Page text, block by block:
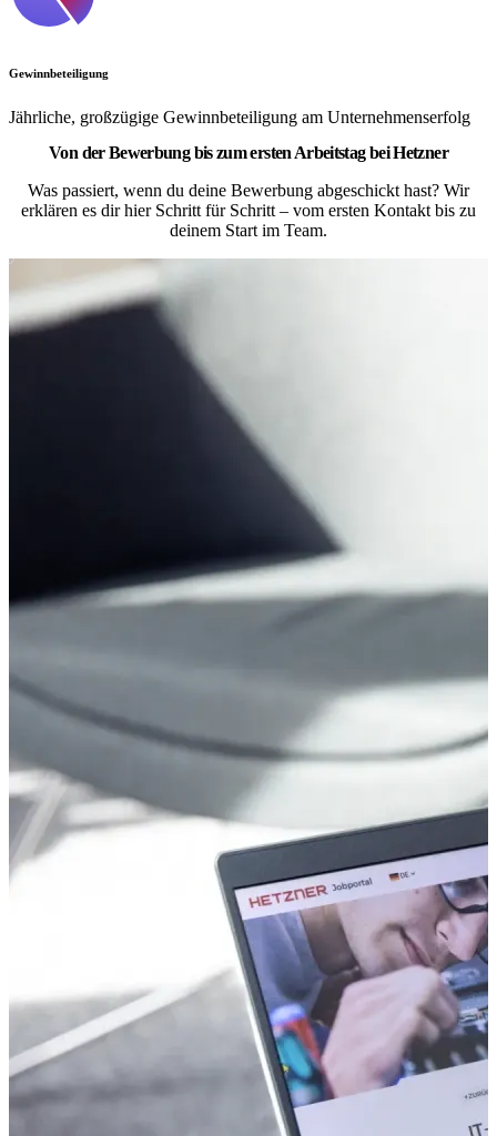
Gewinnbeteiligung
Jährliche, großzügige Gewinnbeteiligung am Unternehmenserfolg
Von der Bewerbung bis zum ersten Arbeitstag bei Hetzner
Was passiert, wenn du deine Bewerbung abgeschickt hast? Wir
erklären es dir hier Schritt für Schritt – vom ersten Kontakt bis zu
deinem Start im Team.